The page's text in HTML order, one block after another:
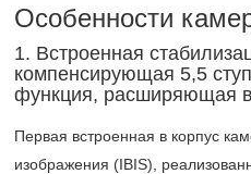
Особенности
1. Встроенная
компенсирующая 5,5
функция, расширяющая
Первая встроенная в корпус
изображения (IBIS),